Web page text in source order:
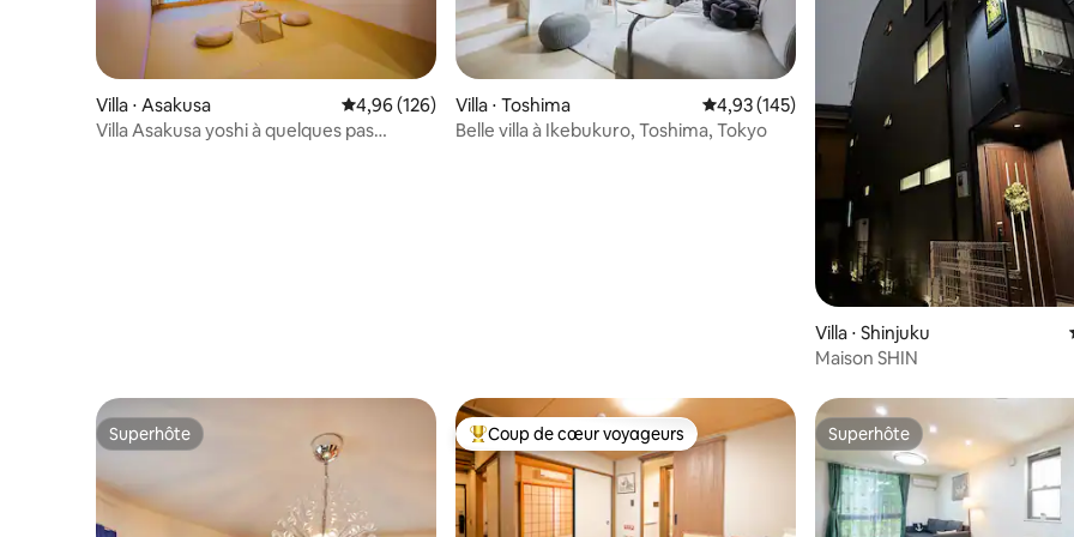
Villa ⋅ Asakusa Évaluation moyenne sur la base de 126 commentaires : 4,96 sur 5
4,96 (126)
Villa Asakusa yoshi à quelques pas
Villa ⋅ Toshima Évaluation moyenne sur la base de 145
4,93 (145)
Belle villa à Ikebukuro, Toshima, Tokyo
Villa ⋅ Shinjuku
Maison SHIN
Superhôte
Superhôte Coups de cœur voyageurs les plus appréciés
Coup de cœur voyageurs Superhôte
Superhôte